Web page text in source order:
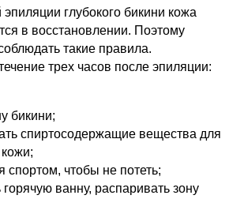
глубокого бикини кожа
в восстановлении. Поэтому
такие правила.
трех часов после эпиляции:
бикини;
спиртосодержащие вещества для
спортом, чтобы не потеть;
ванну, распаривать зону